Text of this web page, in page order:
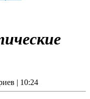
| 10:24